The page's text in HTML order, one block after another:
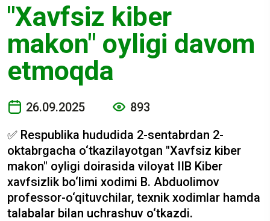
"Xavfsiz kiber
makon" oyligi davom
etmoqda
26.09.2025
893
✅ Respublika hududida 2-sentabrdan 2-
oktabrgacha o‘tkazilayotgan "Xavfsiz kiber
makon" oyligi doirasida viloyat IIB Kiber
xavfsizlik bo‘limi xodimi B. Abduolimov
professor-o‘qituvchilar, texnik xodimlar hamda
talabalar bilan uchrashuv o‘tkazdi.